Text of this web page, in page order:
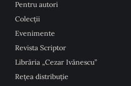
Pentru autori
Colecţii
Evenimente
Revista Scriptor
Librăria „Cezar Ivănescu”
Rețea distribuție